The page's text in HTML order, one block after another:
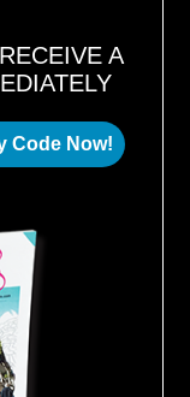
A
Code Now!